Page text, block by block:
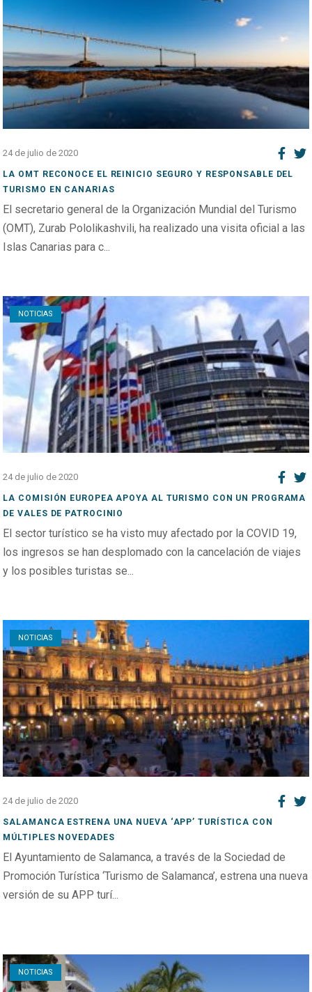
24 de julio de 2020
LA OMT RECONOCE EL REINICIO SEGURO Y RESPONSABLE DEL
TURISMO EN CANARIAS
El secretario general de la Organización Mundial del Turismo
(OMT), Zurab Pololikashvili, ha realizado una visita oficial a las
Islas Canarias para c...
NOTICIAS
Open post
24 de julio de 2020
LA COMISIÓN EUROPEA APOYA AL TURISMO CON UN PROGRAMA
DE VALES DE PATROCINIO
El sector turístico se ha visto muy afectado por la COVID 19,
los ingresos se han desplomado con la cancelación de viajes
y los posibles turistas se...
NOTICIAS
Open post
24 de julio de 2020
SALAMANCA ESTRENA UNA NUEVA ‘APP’ TURÍSTICA CON
MÚLTIPLES NOVEDADES
El Ayuntamiento de Salamanca, a través de la Sociedad de
Promoción Turística ‘Turismo de Salamanca’, estrena una nueva
versión de su APP turí...
NOTICIAS
Open post